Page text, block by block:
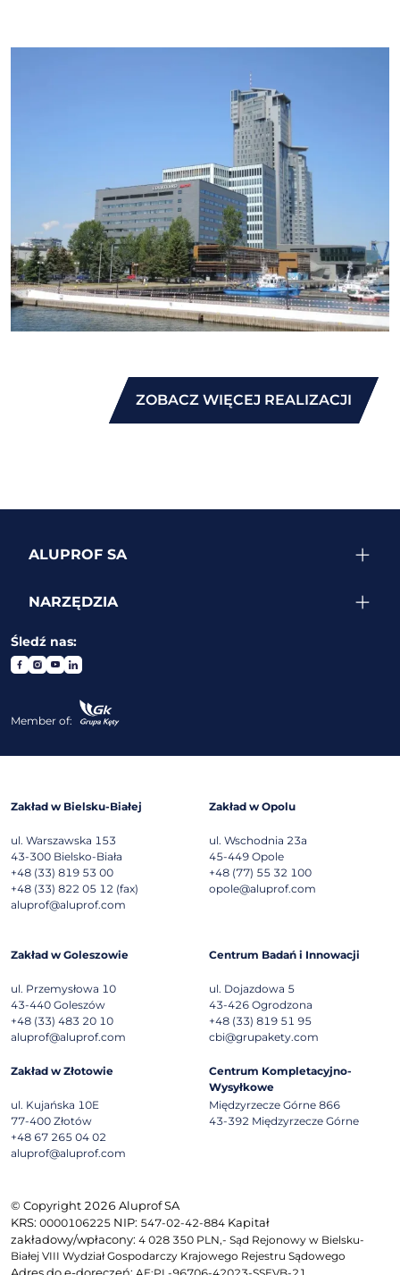
ZOBACZ WIĘCEJ REALIZACJI
ALUPROF SA
NARZĘDZIA
Śledź nas:
Member of:
Zakład w Bielsku-Białej
ul. Warszawska 153
43-300 Bielsko-Biała
+48 (33) 819 53 00
+48 (33) 822 05 12 (fax)
aluprof@aluprof.com
Zakład w Opolu
ul. Wschodnia 23a
45-449 Opole
+48 (77) 55 32 100
opole@aluprof.com
Zakład w Goleszowie
ul. Przemysłowa 10
43-440 Goleszów
+48 (33) 483 20 10
aluprof@aluprof.com
Centrum Badań i Innowacji
ul. Dojazdowa 5
43-426 Ogrodzona
+48 (33) 819 51 95
cbi@grupakety.com
Zakład w Złotowie
ul. Kujańska 10E
77-400 Złotów
+48 67 265 04 02
aluprof@aluprof.com
Centrum Kompletacyjno-
Wysyłkowe
Międzyrzecze Górne 866
43-392 Międzyrzecze Górne
© Copyright 2026 Aluprof SA
KRS: 0000106225 NIP: 547-02-42-884 Kapitał
zakładowy/wpłacony: 4 028 350 PLN,- Sąd Rejonowy w Bielsku-
Białej VIII Wydział Gospodarczy Krajowego Rejestru Sądowego